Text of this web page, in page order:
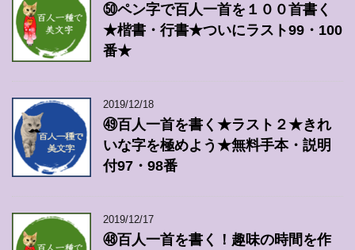
㊿ペン字で百人一首を１００首書く
★楷書・行書★ついにラスト99・100
番★
2019/12/18
㊾百人一首を書く★ラスト２★きれ
いな字を極めよう★無料手本・説明
付97・98番
2019/12/17
㊽百人一首を書く！趣味の時間を作